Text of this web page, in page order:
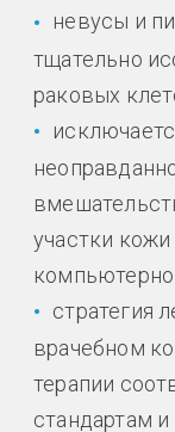
невусы и
тщательно
раковых
участки
стратегия
врачебном
терапии
стандартам